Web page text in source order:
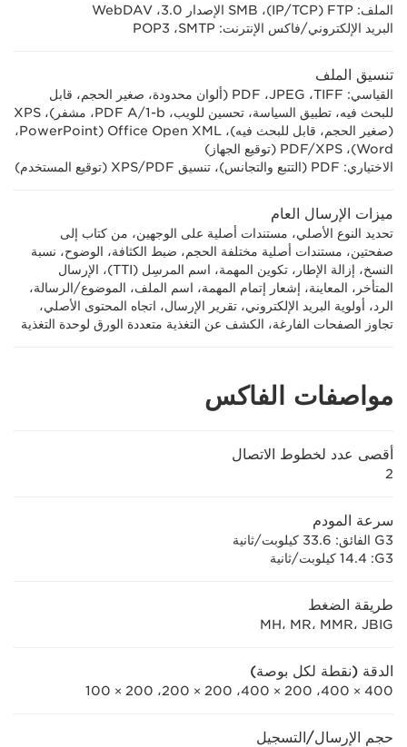
الملف: FTP (TCP/‏IP)‏، SMB الإصدار 3.0‏، WebDAV
البريد الإلكتروني/فاكس الإنترنت: SMTP‏، POP3
تنسيق الملف
القياسي: TIFF‏، JPEG‏، PDF (ألوان محدودة، صغير الحجم، قابل
للبحث فيه، تطبيق السياسة، تحسين للويب، PDF A/1-b، مشفر)، XPS
(صغير الحجم، قابل للبحث فيه)، Office Open XML ‏(PowerPoint‏،
Word)، PDF/XPS (توقيع الجهاز)
الاختياري: PDF (التتبع والتجانس)، تنسيق PDF‏/XPS (توقيع المستخدم)
ميزات الإرسال العام
تحديد النوع الأصلي، مستندات أصلية على الوجهين، من كتاب إلى
صفحتين، مستندات أصلية مختلفة الحجم، ضبط الكثافة، الوضوح، نسبة
النسخ، إزالة الإطار، تكوين المهمة، اسم المرسِل (TTI)، الإرسال
المتأخر، المعاينة، إشعار إتمام المهمة، اسم الملف، الموضوع/الرسالة،
الرد، أولوية البريد الإلكتروني، تقرير الإرسال، اتجاه المحتوى الأصلي،
تجاوز الصفحات الفارغة، الكشف عن التغذية متعددة الورق لوحدة التغذية
مواصفات الفاكس
أقصى عدد لخطوط الاتصال
2
سرعة المودم
G3 الفائق: 33.6 كيلوبت/ثانية
G3‏: 14.4 كيلوبت/ثانية
طريقة الضغط
MH، MR، MMR، JBIG
الدقة (نقطة لكل بوصة)
400 × 400، 200 × 400، 200 × 200، 200 × 100
حجم الإرسال/التسجيل